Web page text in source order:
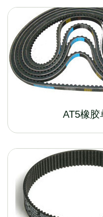
AT5橡胶